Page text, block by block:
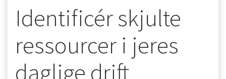
Identificér skjulte
ressourcer i jeres
daglige drift